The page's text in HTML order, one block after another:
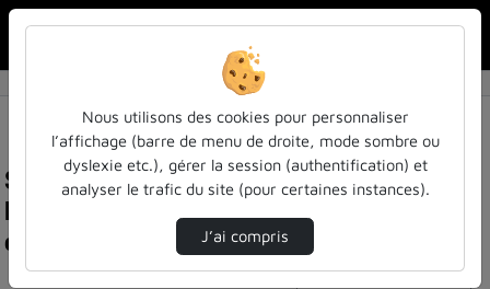
Statistiques de visualisation de la vidéo
Entretien avec franck chevallay, dans les
coulisses de la dette
Nous utilisons des cookies pour personnaliser
l’affichage (barre de menu de droite, mode sombre ou
dyslexie etc.), gérer la session (authentification) et
analyser le trafic du site (pour certaines instances).
J’ai compris